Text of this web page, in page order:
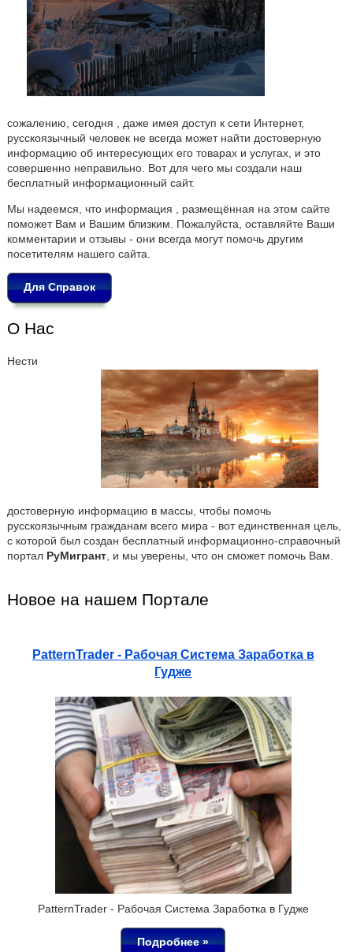
сожалению, сегодня , даже имея доступ к сети Интернет,
русскоязычный человек не всегда может найти достоверную
информацию об интересующих его товарах и услугах, и это
совершенно неправильно. Вот для чего мы создали наш
бесплатный информационный сайт.
Мы надеемся, что информация , размещённая на этом сайте
поможет Вам и Вашим близким. Пожалуйста, оставляйте Ваши
комментарии и отзывы - они всегда могут помочь другим
посетителям нашего сайта.
Для Справок
О Нас
Нести
достоверную информацию в массы, чтобы помочь
русскоязычным гражданам всего мира - вот единственная цель,
с которой был создан бесплатный информационно-справочный
портал РуМигрант, и мы уверены, что он сможет помочь Вам.
Новое на нашем Портале
PatternTrader - Рабочая Система Заработка в
Гудже
PatternTrader - Рабочая Система Заработка в Гудже
Подробнее »